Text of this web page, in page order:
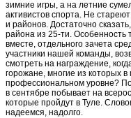
зимние игры, а на летние
активистов спорта. Не
и районов. Достаточно
района из 25-ти. Особенность
вместе, отдельного зачета
участники нашей команды,
смотреть на награждение,
горожане, многие из которых
профессиональном уровне?
в сентябре побывает на
которые пройдут в Туле.
надеемся, надолго.